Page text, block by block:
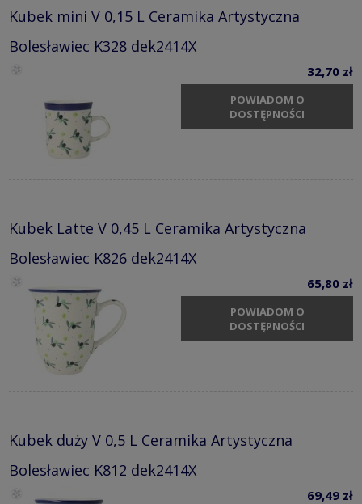
Kubek mini V 0,15 L Ceramika Artystyczna
Bolesławiec K328 dek2414X
32,70 zł
POWIADOM O
DOSTĘPNOŚCI
Kubek Latte V 0,45 L Ceramika Artystyczna
Bolesławiec K826 dek2414X
65,80 zł
POWIADOM O
DOSTĘPNOŚCI
Kubek duży V 0,5 L Ceramika Artystyczna
Bolesławiec K812 dek2414X
69,49 zł